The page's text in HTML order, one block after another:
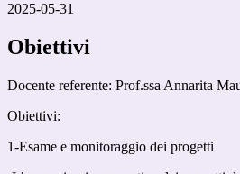
2025-05-31
Obiettivi
Docente referente: Prof.ssa Annarita
Obiettivi:
1-Esame e monitoraggio dei progetti